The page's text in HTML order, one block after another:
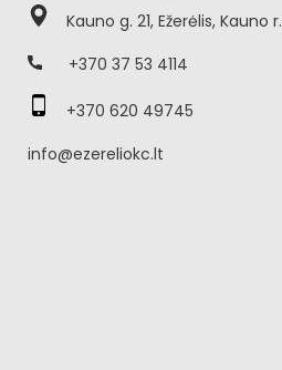
Kauno g. 21, Ežerėlis, Kauno r.
+370 37 53 4114
+370 620 49745
info@ezereliokc.lt